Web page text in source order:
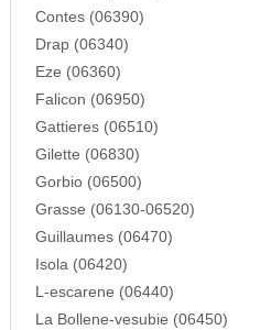
Contes (06390)
Drap (06340)
Eze (06360)
Falicon (06950)
Gattieres (06510)
Gilette (06830)
Gorbio (06500)
Grasse (06130-06520)
Guillaumes (06470)
Isola (06420)
L-escarene (06440)
La Bollene-vesubie (06450)